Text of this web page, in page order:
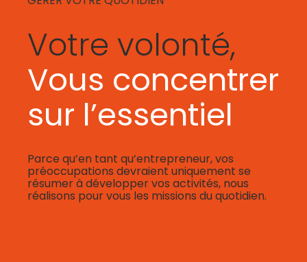
Votre volonté,
Vous concentrer
sur l’essentiel
Parce qu’en tant qu’entrepreneur, vos
préoccupations devraient uniquement se
résumer à développer vos activités, nous
réalisons pour vous les missions du quotidien.